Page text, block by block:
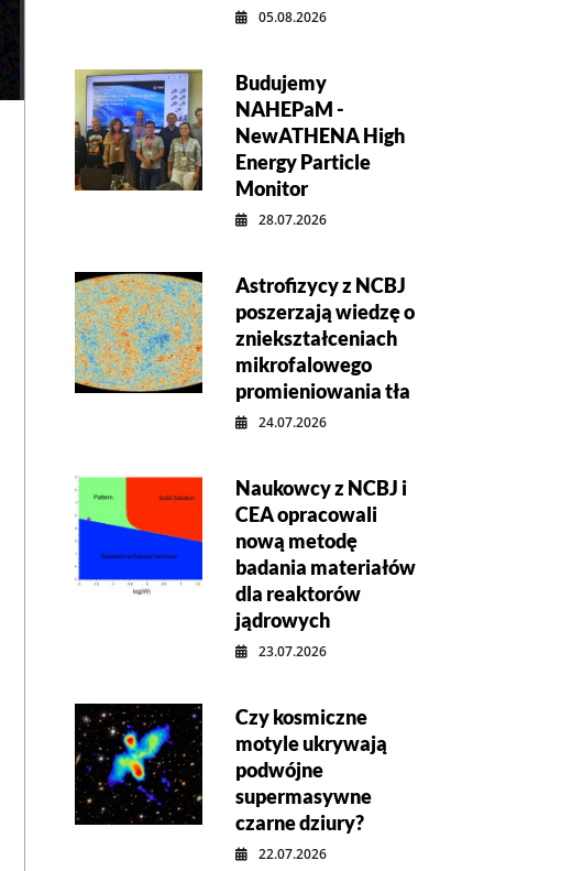
05.08.2026
Budujemy
NAHEPaM -
NewATHENA High
Energy Particle
Monitor
28.07.2026
Astrofizycy z NCBJ
poszerzają wiedzę o
zniekształceniach
mikrofalowego
promieniowania tła
24.07.2026
Naukowcy z NCBJ i
CEA opracowali
nową metodę
badania materiałów
dla reaktorów
jądrowych
23.07.2026
Czy kosmiczne
motyle ukrywają
podwójne
supermasywne
czarne dziury?
22.07.2026